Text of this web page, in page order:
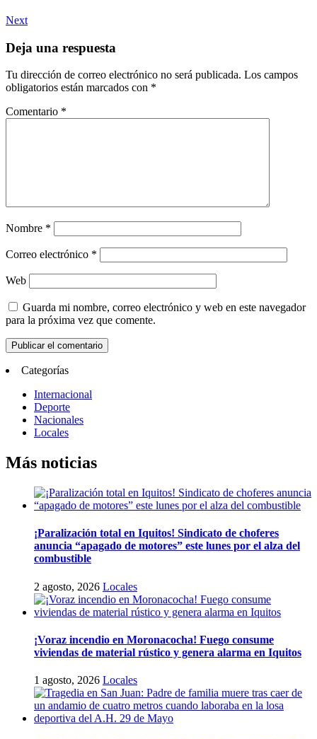
Next
Deja una respuesta
Tu dirección de correo electrónico no será publicada. Los campos
obligatorios están marcados con *
Comentario *
Nombre *
Correo electrónico *
Web
Guarda mi nombre, correo electrónico y web en este navegador
para la próxima vez que comente.
Categorías
Internacional
Deporte
Nacionales
Locales
Más noticias
¡Paralización total en Iquitos! Sindicato de choferes
anuncia “apagado de motores” este lunes por el alza del
combustible
2 agosto, 2026 Locales
¡Voraz incendio en Moronacocha! Fuego consume
viviendas de material rústico y genera alarma en Iquitos
1 agosto, 2026 Locales